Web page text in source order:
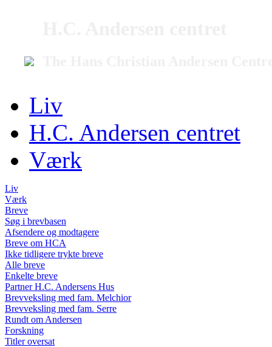
Liv
H.C. Andersen centret
Værk
Liv
Værk
Breve
Søg i brevbasen
Afsendere og modtagere
Breve om HCA
Ikke tidligere trykte breve
Alle breve
Enkelte breve
Partner H.C. Andersens Hus
Brevveksling med fam. Melchior
Brevveksling med fam. Serre
Rundt om Andersen
Forskning
Titler oversat